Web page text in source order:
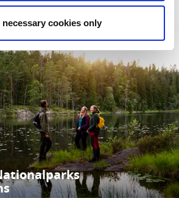
necessary cookies only